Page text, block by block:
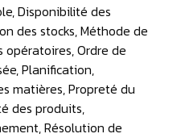
Disponibilité des
des stocks, Méthode de
opératoires, Ordre de
Planification,
matières, Propreté du
des produits,
Résolution de